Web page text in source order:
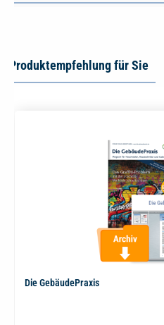
Produktempfehlung für Sie
Die GebäudePraxis